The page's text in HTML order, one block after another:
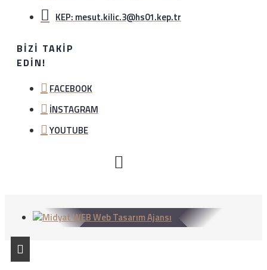
KEP: mesut.kilic.3@hs01.kep.tr
BIZI TAKIP
EDIN!
FACEBOOK
İNSTAGRAM
YOUTUBE